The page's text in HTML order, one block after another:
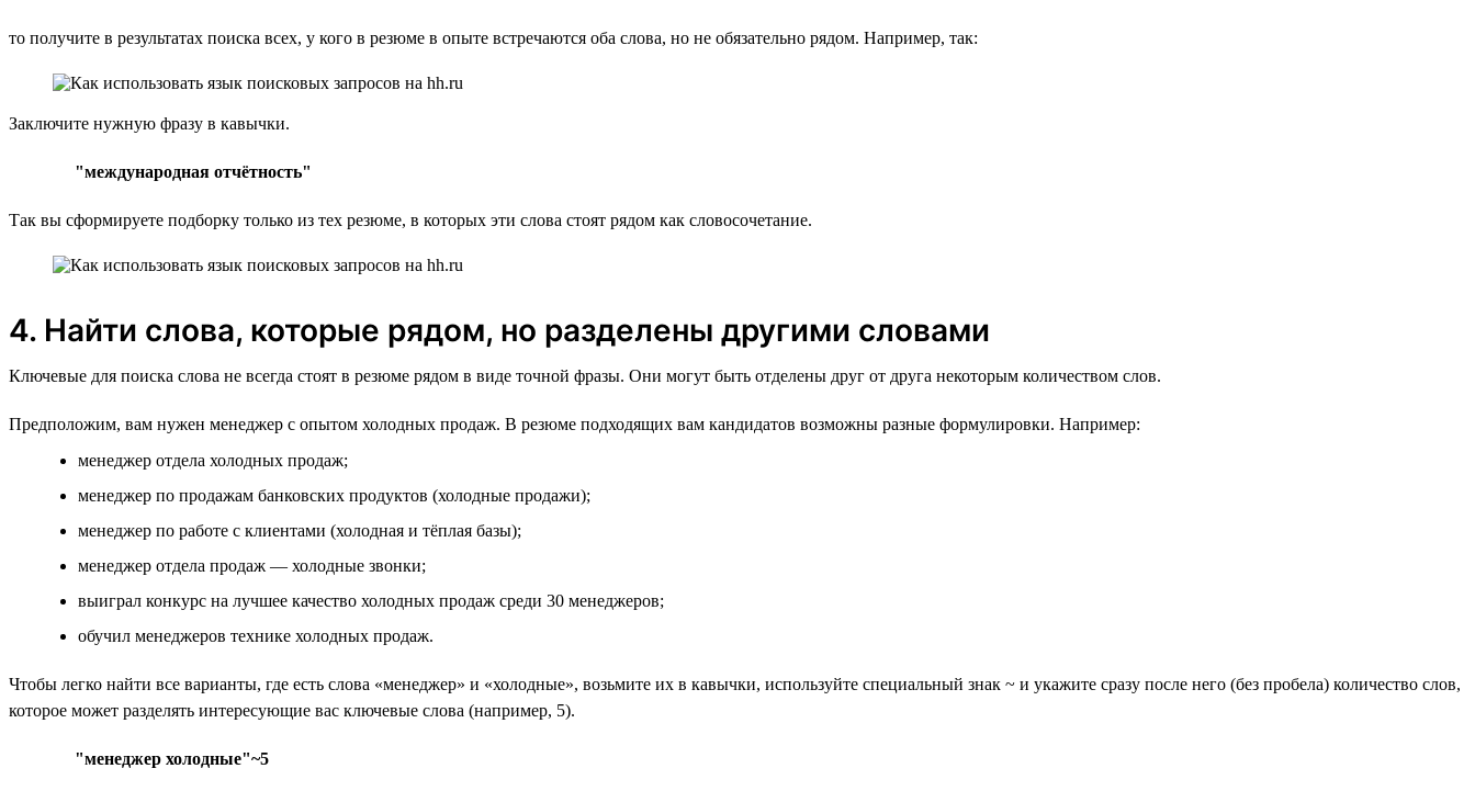
то получите в результатах поиска всех, у кого в резюме в опыте встречаются оба слова, но не обязательно рядом. Например, так:
Заключите нужную фразу в кавычки.
"международная отчётность"
Так вы сформируете подборку только из тех резюме, в которых эти слова стоят рядом как словосочетание.
4. Найти слова, которые рядом, но разделены другими словами
Ключевые для поиска слова не всегда стоят в резюме рядом в виде точной фразы. Они могут быть отделены друг от друга некоторым количеством слов.
Предположим, вам нужен менеджер с опытом холодных продаж. В резюме подходящих вам кандидатов возможны разные формулировки. Например:
менеджер отдела холодных продаж;
менеджер по продажам банковских продуктов (холодные продажи);
менеджер по работе с клиентами (холодная и тёплая базы);
менеджер отдела продаж — холодные звонки;
выиграл конкурс на лучшее качество холодных продаж среди 30 менеджеров;
обучил менеджеров технике холодных продаж.
Чтобы легко найти все варианты, где есть слова «менеджер» и «холодные», возьмите их в кавычки, используйте специальный знак ~ и укажите сразу после него (без пробела) количество слов,
которое может разделять интересующие вас ключевые слова (например, 5).
"менеджер холодные"~5